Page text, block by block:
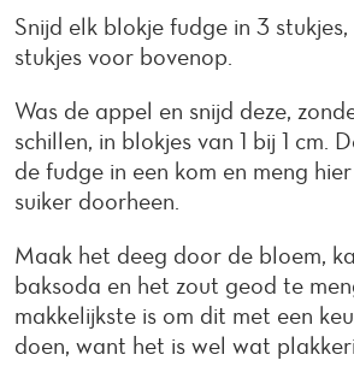
Snijd elk blokje fudge in 3
stukjes voor bovenop.
Was de appel en snijd deze,
schillen, in blokjes van 1 bij 1 cm.
de fudge in een kom en meng
suiker doorheen.
Maak het deeg door de bloem,
baksoda en het zout geod te
makkelijkste is om dit met een
doen, want het is wel wat